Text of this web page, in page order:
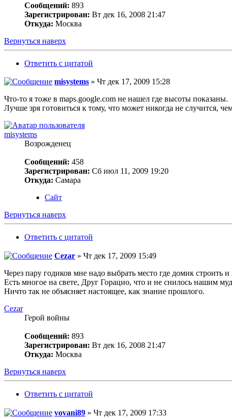
Сообщений: 893
Зарегистрирован: Вт дек 16, 2008 21:47
Откуда: Москва
Вернуться наверх
Ответить с цитатой
misystems » Чт дек 17, 2009 15:28
Что-то я тоже в maps.google.com не нашел где высоты показаны.
Лучше зря готовиться к тому, что может никогда не случится,
misystems
Возрожденец
Сообщений: 458
Зарегистрирован: Сб июл 11, 2009 19:20
Откуда: Самара
Сайт
Вернуться наверх
Ответить с цитатой
Cezar » Чт дек 17, 2009 15:49
Через пару годиков мне надо выбрать место где домик строить
Есть многое на свете, Друг Горацио, что и не снилось нашим
Ничто так не объясняет настоящее, как знание прошлого.
Cezar
Герой войны
Сообщений: 893
Зарегистрирован: Вт дек 16, 2008 21:47
Откуда: Москва
Вернуться наверх
Ответить с цитатой
vovani89 » Чт дек 17, 2009 17:33